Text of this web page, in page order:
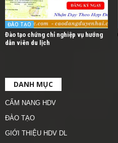
ĐÀO TẠO
Đào tạo chứng chỉ nghiệp vụ hướng
dẫn viên du lịch
DANH MỤC
CẨM NANG HDV
ĐÀO TẠO
GIỚI THIỆU HDV DL